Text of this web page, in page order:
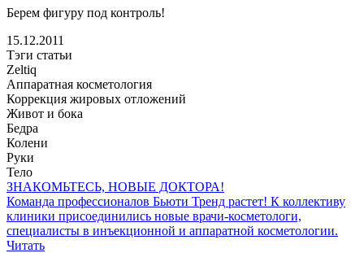
Берем фигуру под контроль!
15.12.2011
Тэги статьи
Zeltiq
Аппаратная косметология
Коррекция жировых отложений
Живот и бока
Бедра
Колени
Руки
Тело
ЗНАКОМЬТЕСЬ, НОВЫЕ ДОКТОРА!
Команда профессионалов Бьюти Тренд растет! К коллективу
клиники присоединились новые врачи-косметологи,
специалисты в инъекционной и аппаратной косметологии.
Читать